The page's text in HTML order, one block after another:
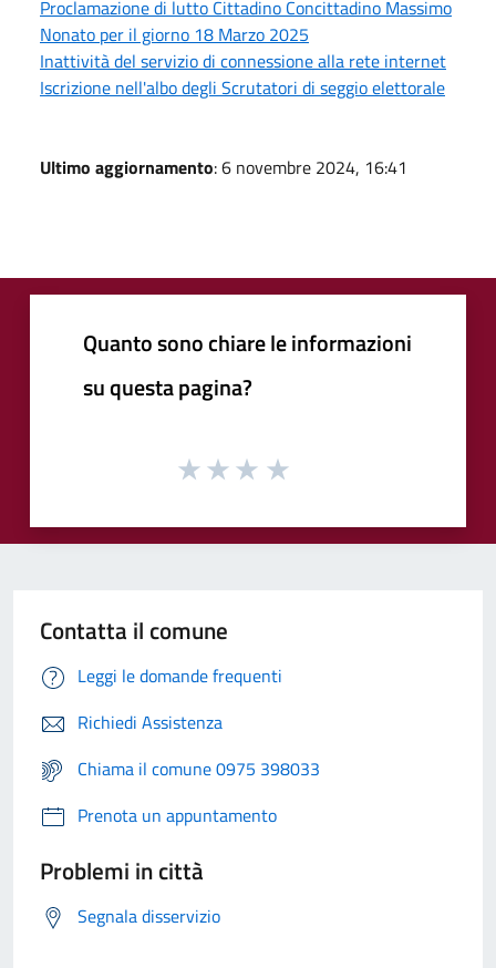
Proclamazione di lutto Cittadino Concittadino Massimo
Nonato per il giorno 18 Marzo 2025
Inattività del servizio di connessione alla rete internet
Iscrizione nell'albo degli Scrutatori di seggio elettorale
Ultimo aggiornamento: 6 novembre 2024, 16:41
Quanto sono chiare le informazioni
su questa pagina?
Contatta il comune
Leggi le domande frequenti
Richiedi Assistenza
Chiama il comune 0975 398033
Prenota un appuntamento
Problemi in città
Segnala disservizio